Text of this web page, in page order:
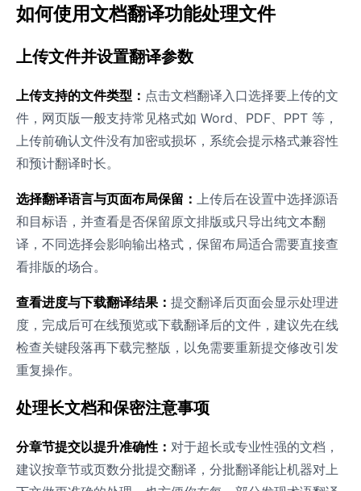
如何使用文档翻译功能处理文件
上传文件并设置翻译参数
上传支持的文件类型： 点击文档翻译入口选择要上传的文
件，网页版一般支持常见格式如 Word、PDF、PPT 等，
上传前确认文件没有加密或损坏，系统会提示格式兼容性
和预计翻译时长。
选择翻译语言与页面布局保留： 上传后在设置中选择源语
和目标语，并查看是否保留原文排版或只导出纯文本翻
译，不同选择会影响输出格式，保留布局适合需要直接查
看排版的场合。
查看进度与下载翻译结果： 提交翻译后页面会显示处理进
度，完成后可在线预览或下载翻译后的文件，建议先在线
检查关键段落再下载完整版，以免需要重新提交修改引发
重复操作。
处理长文档和保密注意事项
分章节提交以提升准确性： 对于超长或专业性强的文档，
建议按章节或页数分批提交翻译，分批翻译能让机器对上